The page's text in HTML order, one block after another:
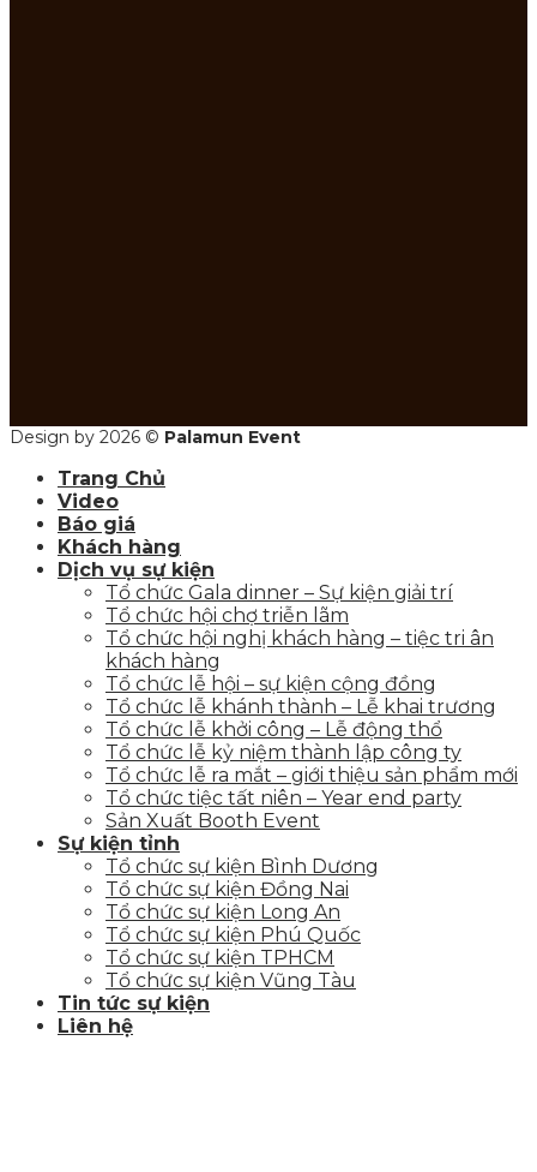
Design by 2026 © Palamun Event
Trang Chủ
Video
Báo giá
Khách hàng
Dịch vụ sự kiện
Tổ chức Gala dinner – Sự kiện giải trí
Tổ chức hội chợ triễn lãm
Tổ chức hội nghị khách hàng – tiệc tri ân
khách hàng
Tổ chức lễ hội – sự kiện cộng đồng
Tổ chức lễ khánh thành – Lễ khai trương
Tổ chức lễ khởi công – Lễ động thổ
Tổ chức lễ kỷ niệm thành lập công ty
Tổ chức lễ ra mắt – giới thiệu sản phẩm mới
Tổ chức tiệc tất niên – Year end party
Sản Xuất Booth Event
Sự kiện tỉnh
Tổ chức sự kiện Bình Dương
Tổ chức sự kiện Đồng Nai
Tổ chức sự kiện Long An
Tổ chức sự kiện Phú Quốc
Tổ chức sự kiện TPHCM
Tổ chức sự kiện Vũng Tàu
Tin tức sự kiện
Liên hệ